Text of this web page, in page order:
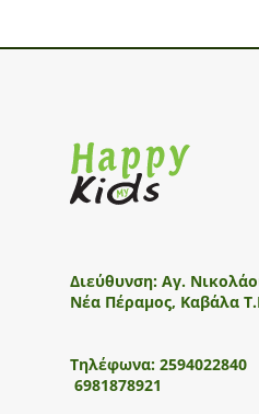
Διεύθυνση: Αγ.
Νέα Πέραμος, Καβάλα
Τηλέφωνα: 2594022840
6981878921